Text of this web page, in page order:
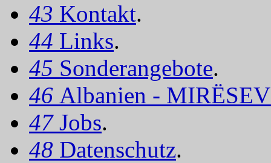
43 Kontakt.
44 Links.
45 Sonderangebote.
46 Albanien -
47 Jobs.
48 Datenschutz.